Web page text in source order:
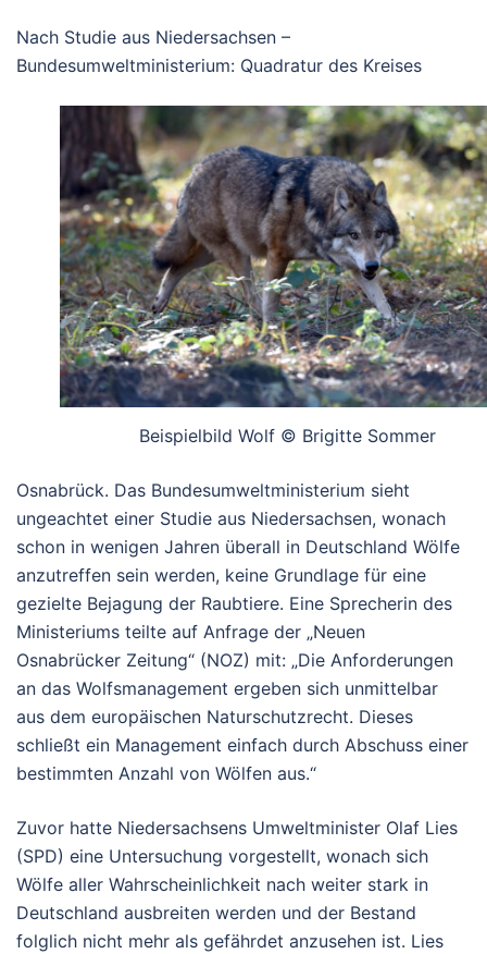
Nach Studie aus Niedersachsen –
Bundesumweltministerium: Quadratur des Kreises
Beispielbild Wolf © Brigitte Sommer
Osnabrück. Das Bundesumweltministerium sieht
ungeachtet einer Studie aus Niedersachsen, wonach
schon in wenigen Jahren überall in Deutschland Wölfe
anzutreffen sein werden, keine Grundlage für eine
gezielte Bejagung der Raubtiere. Eine Sprecherin des
Ministeriums teilte auf Anfrage der „Neuen
Osnabrücker Zeitung“ (NOZ) mit: „Die Anforderungen
an das Wolfsmanagement ergeben sich unmittelbar
aus dem europäischen Naturschutzrecht. Dieses
schließt ein Management einfach durch Abschuss einer
bestimmten Anzahl von Wölfen aus.“
Zuvor hatte Niedersachsens Umweltminister Olaf Lies
(SPD) eine Untersuchung vorgestellt, wonach sich
Wölfe aller Wahrscheinlichkeit nach weiter stark in
Deutschland ausbreiten werden und der Bestand
folglich nicht mehr als gefährdet anzusehen ist. Lies